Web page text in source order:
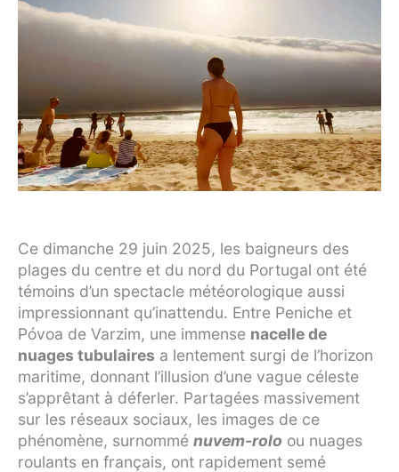
Ce dimanche 29 juin 2025, les baigneurs des
plages du centre et du nord du Portugal ont été
témoins d’un spectacle météorologique aussi
impressionnant qu’inattendu. Entre Peniche et
Póvoa de Varzim, une immense nacelle de
nuages tubulaires a lentement surgi de l’horizon
maritime, donnant l’illusion d’une vague céleste
s’apprêtant à déferler. Partagées massivement
sur les réseaux sociaux, les images de ce
phénomène, surnommé nuvem-rolo ou nuages
roulants en français, ont rapidement semé